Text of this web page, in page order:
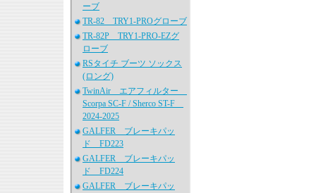
ーブ
TR-82 TRY1-PROグローブ
TR-82P TRY1-PRO-EZグ
ローブ
RSタイチ ブーツ ソックス
(ロング)
TwinAir エアフィルター
Scorpa SC-F / Sherco ST-F
2024-2025
GALFER ブレーキパッ
ド FD223
GALFER ブレーキパッ
ド FD224
GALFER ブレーキパッ